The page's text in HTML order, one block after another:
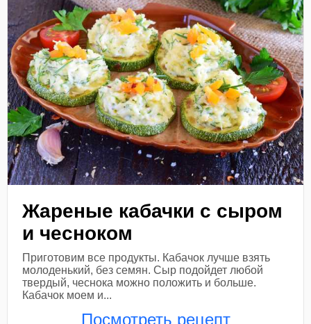
Жареные кабачки с сыром
и чесноком
Приготовим все продукты. Кабачок лучше взять
молоденький, без семян. Сыр подойдет любой
твердый, чеснока можно положить и больше.
Кабачок моем и...
Посмотреть рецепт